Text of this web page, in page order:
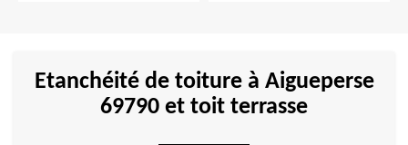
Etanchéité de toiture à Aigueperse
69790 et toit terrasse